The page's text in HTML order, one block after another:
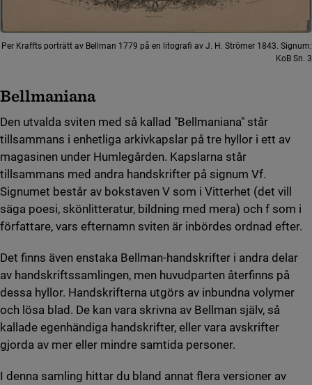
Per Kraffts porträtt av Bellman 1779 på en litografi av J. H. Strömer 1843. Signum:
KoB Sn. 3
Bellmaniana
Den utvalda sviten med så kallad "Bellmaniana" står
tillsammans i enhetliga arkivkapslar på tre hyllor i ett av
magasinen under Humlegården. Kapslarna står
tillsammans med andra handskrifter på signum Vf.
Signumet består av bokstaven V som i Vitterhet (det vill
säga poesi, skönlitteratur, bildning med mera) och f som i
författare, vars efternamn sviten är inbördes ordnad efter.
Det finns även enstaka Bellman-handskrifter i andra delar
av handskriftssamlingen, men huvudparten återfinns på
dessa hyllor. Handskrifterna utgörs av inbundna volymer
och lösa blad. De kan vara skrivna av Bellman själv, så
kallade egenhändiga handskrifter, eller vara avskrifter
gjorda av mer eller mindre samtida personer.
I denna samling hittar du bland annat flera versioner av